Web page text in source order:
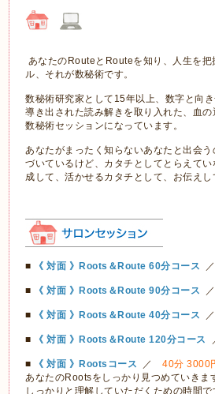
あなたのRouteとRouteを知り、人生を把
ル、それが数秘術です。
数秘術研究家として15年以上、数字と向
導き出された読み解きを取り入れた、血
数秘術セッションになっています。
あなたがまったく知らないあなたと出会
づいているけど、カタチとしてとらえて
成して、活かせるカタチとして、お伝えし
■ 《 対面 》Roots＆Route 60分コース
■ 《 対面 》Roots＆Route 90分コース
■ 《 対面 》Roots＆Route 40分コース
■ 《 対面 》Roots＆Route 120分コース
■ 《 対面 》Rootsコース ／40分 3000
あなたのRootsをしっかり見つめていきま
しっかりと理解していただくための時間